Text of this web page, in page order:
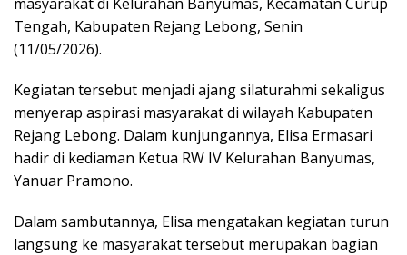
Tengah, Kabupaten Rejang Lebong, Senin
(11/05/2026).
Kegiatan tersebut menjadi ajang silaturahmi sekaligus
menyerap aspirasi masyarakat di wilayah Kabupaten
Rejang Lebong. Dalam kunjungannya, Elisa Ermasari
hadir di kediaman Ketua RW IV Kelurahan Banyumas,
Yanuar Pramono.
Dalam sambutannya, Elisa mengatakan kegiatan turun
langsung ke masyarakat tersebut merupakan bagian